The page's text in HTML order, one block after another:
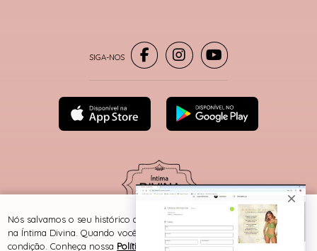
® TODOS DIREITOS RESERVADOS
Nós salvamos o seu histórico de uso pra oferecer a melhor experiência
na Íntima Divina. Quando você navega no nosso site, aceita esta
condição. Conheça nossa Política de Cookies e Privacidade.